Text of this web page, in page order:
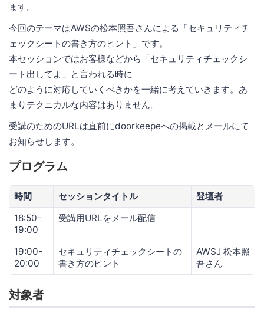
ます。
今回のテーマはAWSの松本照吾さんによる「セキュリティチ
ェックシートの書き方のヒント」です。
本セッションではお客様などから「セキュリティチェックシ
ート出してよ」と言われる時に
どのように対応していくべきかを一緒に考えていきます。あ
まりテクニカルな内容はありません。
受講のためのURLは直前にdoorkeepeへの掲載とメールにて
お知らせします。
プログラム
時間 セッションタイトル
登壇者
18:50-
19:00
受講用URLをメール配信
19:00-
20:00
セキュリティチェックシートの
書き方のヒント
AWSJ 松本照
吾さん
対象者